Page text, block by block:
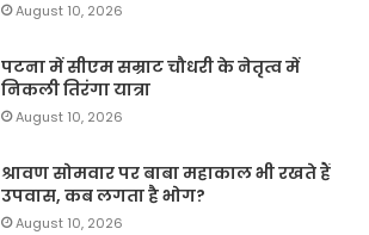
August 10, 2026
पटना में सीएम सम्राट चौधरी के नेतृत्व में
निकली तिरंगा यात्रा
August 10, 2026
श्रावण सोमवार पर बाबा महाकाल भी रखते हैं
उपवास, कब लगता है भोग?
August 10, 2026